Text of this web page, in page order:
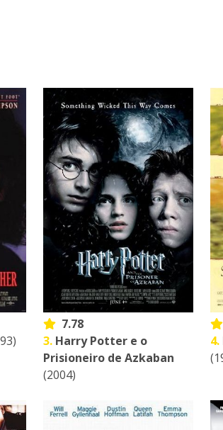
7.78
3. Harry Potter e o
Prisioneiro de Azkaban
(2004)
4.